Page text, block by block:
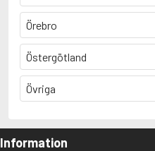
Örebro
Östergötland
Övriga
Information